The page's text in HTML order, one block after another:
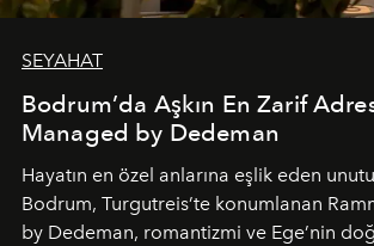
SEYAHAT
Bodrum’da Aşkın En Zarif
Managed by Dedeman
Hayatın en özel anlarına eşlik eden
Bodrum, Turgutreis’te konumlanan
by Dedeman, romantizmi ve Ege’nin